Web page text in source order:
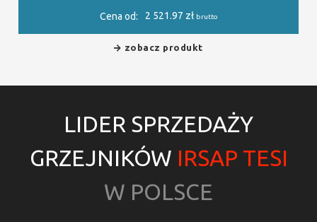
Cena od: 2 521.97 zł brutto
zobacz produkt
LIDER SPRZEDAŻY
GRZEJNIKÓW IRSAP TESI
W POLSCE